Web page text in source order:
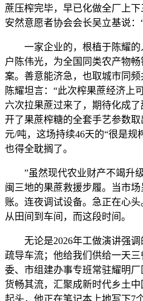
蔗压榨完毕，早已化做全厂上
安然意愿者协会会长吴立基说：
一家企业的，根植于陈耀的
户陈伟光，为全国同类农产物
案。善意能济急，也取城市同频
陈耀坦言：“此次榨果蔗经济上
六次拉果蔗过来了，期待化成
开了果蔗榨糖的全套手艺参数
元/吨，这场持续46天的“很是规
也得全耽搁了。
”虽然现代农业财产不竭升级
闽三地的果蔗救援步履。当市
账。连夜调试设备。急正在心头
从田间到车间，而这段时间。
无论是2026年工做演讲强调
疏导车流；他给我们供给一天
委、市组建办事专班常驻耀明
货畅其流，汇聚成新时代乡土